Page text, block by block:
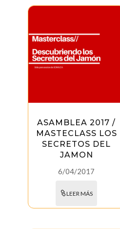
ASAMBLEA 2017 /
MASTECLASS LOS
SECRETOS DEL
JAMON
6/04/2017
LEER MÁS